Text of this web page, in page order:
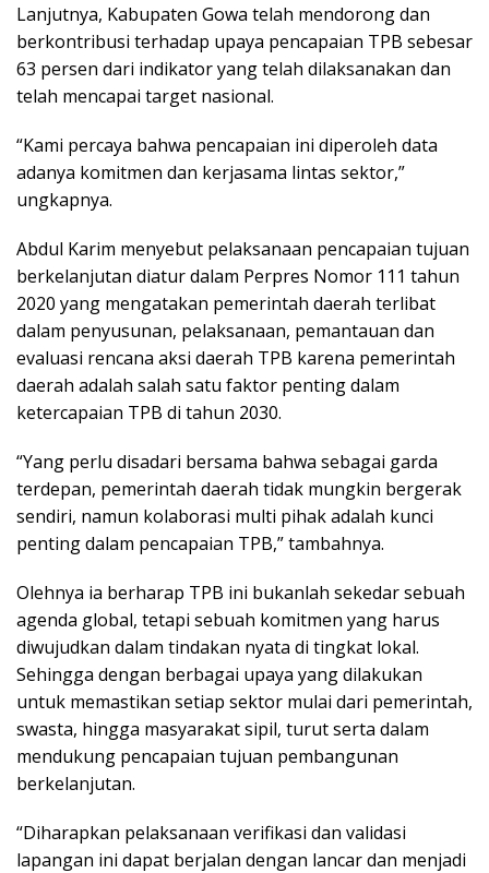
Lanjutnya, Kabupaten Gowa telah mendorong dan
berkontribusi terhadap upaya pencapaian TPB sebesar
63 persen dari indikator yang telah dilaksanakan dan
telah mencapai target nasional.
“Kami percaya bahwa pencapaian ini diperoleh data
adanya komitmen dan kerjasama lintas sektor,”
ungkapnya.
Abdul Karim menyebut pelaksanaan pencapaian tujuan
berkelanjutan diatur dalam Perpres Nomor 111 tahun
2020 yang mengatakan pemerintah daerah terlibat
dalam penyusunan, pelaksanaan, pemantauan dan
evaluasi rencana aksi daerah TPB karena pemerintah
daerah adalah salah satu faktor penting dalam
ketercapaian TPB di tahun 2030.
“Yang perlu disadari bersama bahwa sebagai garda
terdepan, pemerintah daerah tidak mungkin bergerak
sendiri, namun kolaborasi multi pihak adalah kunci
penting dalam pencapaian TPB,” tambahnya.
Olehnya ia berharap TPB ini bukanlah sekedar sebuah
agenda global, tetapi sebuah komitmen yang harus
diwujudkan dalam tindakan nyata di tingkat lokal.
Sehingga dengan berbagai upaya yang dilakukan
untuk memastikan setiap sektor mulai dari pemerintah,
swasta, hingga masyarakat sipil, turut serta dalam
mendukung pencapaian tujuan pembangunan
berkelanjutan.
“Diharapkan pelaksanaan verifikasi dan validasi
lapangan ini dapat berjalan dengan lancar dan menjadi